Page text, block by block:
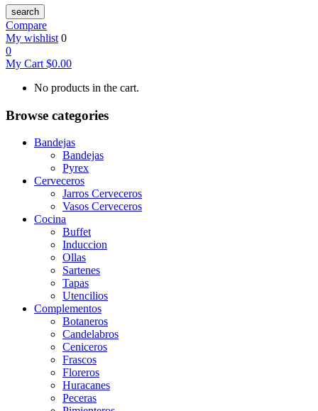
search
Compare
My wishlist 0
0
My Cart $0.00
No products in the cart.
Browse categories
Bandejas
Bandejas
Pyrex
Cerveceros
Jarros Cerveceros
Vasos Cerveceros
Cocina
Buffet
Induccion
Ollas
Sartenes
Tapas
Utencilios
Complementos
Botaneros
Candelabros
Ceniceros
Frascos
Floreros
Huracanes
Peceras